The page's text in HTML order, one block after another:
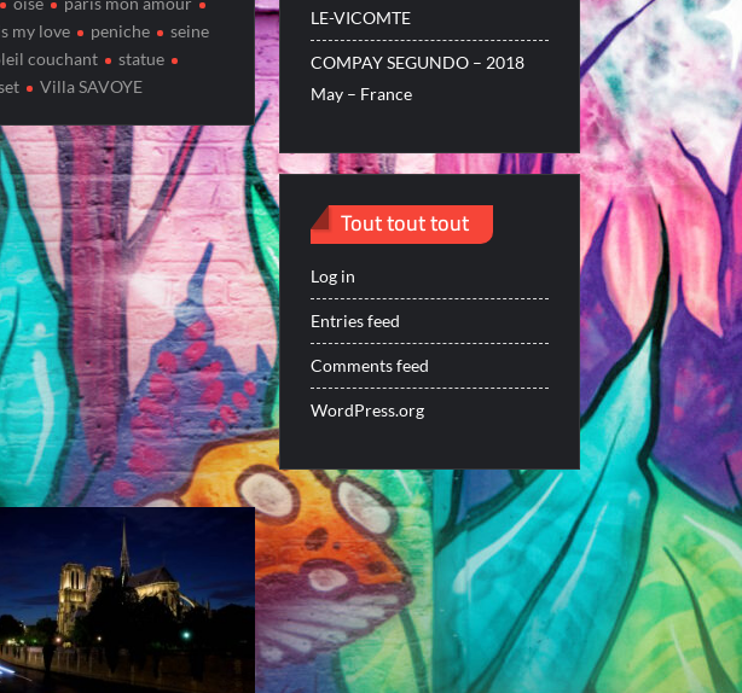
my love
peniche
seine
couchant
statue
Villa SAVOYE
LE-VICOMTE
COMPAY SEGUNDO – 2018
May – France
Tout tout tout
Log in
Entries feed
Comments feed
WordPress.org